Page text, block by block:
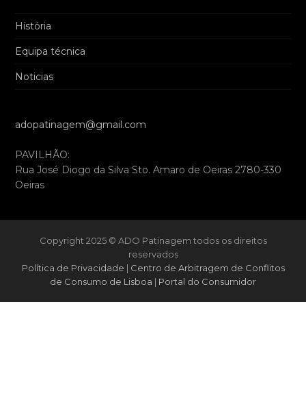
História
Equipa técnica
Noticias
adopatinagem@gmail.com
PAVILHÃO:
Rua José Diogo da Silva Sto. Amaro de Oeiras 2780-330
Oeiras
Copyright 2025 © ADO Patinagem todos os direitos
reservados
Política de Privacidade | Centro de Arbitragem de Conflitos
de Consumo de Lisboa | Portal do Consumidor